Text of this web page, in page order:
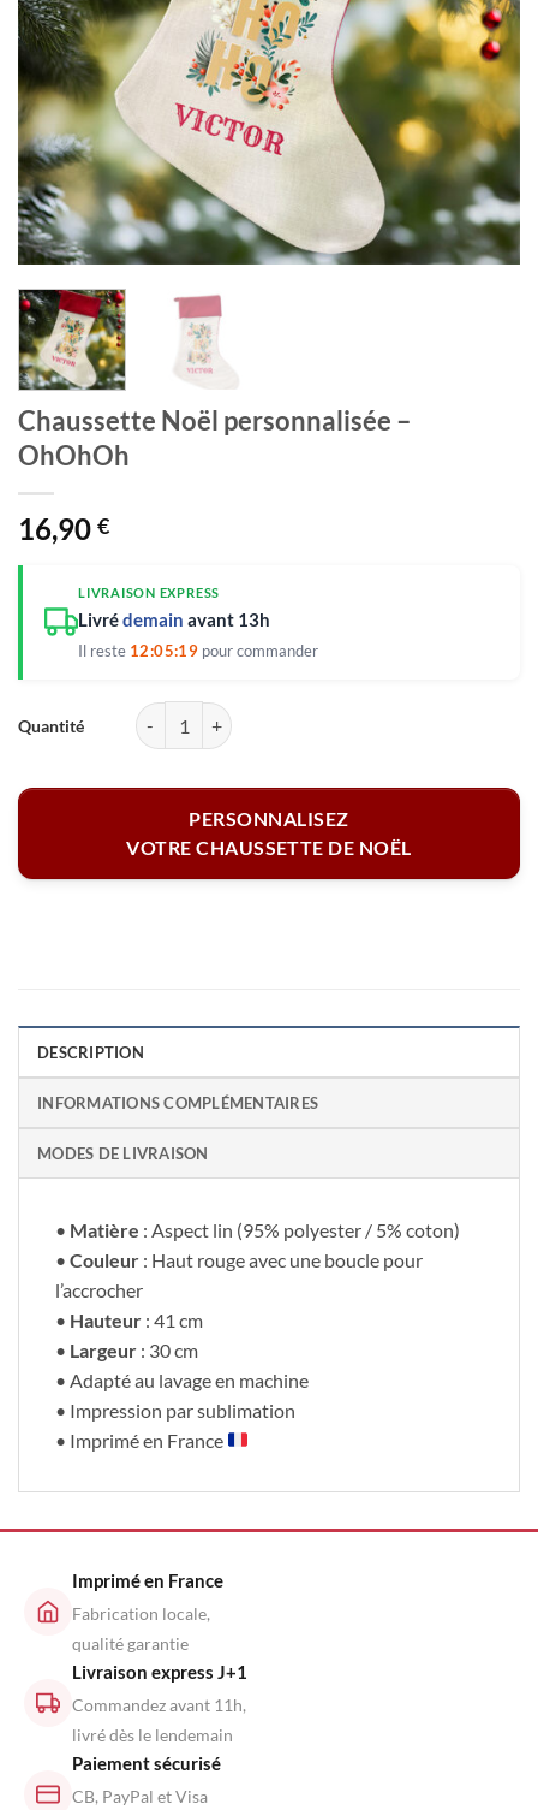
Chaussette Noël personnalisée –
OhOhOh
16,90 €
LIVRAISON EXPRESS
Livrédemain avant 13h
Il reste 12:05:19 pour commander
quantité de Chaussette Noël personnalisée - OhOhOh
PERSONNALISEZ
VOTRE CHAUSSETTE DE NOËL
DESCRIPTION
INFORMATIONS COMPLÉMENTAIRES
MODES DE LIVRAISON
• Matière : Aspect lin (95% polyester / 5% coton)
• Couleur : Haut rouge avec une boucle pour
l’accrocher
• Hauteur : 41 cm
• Largeur : 30 cm
• Adapté au lavage en machine
• Impression par sublimation
• Imprimé en France
Imprimé en France
Fabrication locale,
qualité garantie
Livraison express J+1
Commandez avant 11h,
livré dès le lendemain
Paiement sécurisé
CB, PayPal et Visa